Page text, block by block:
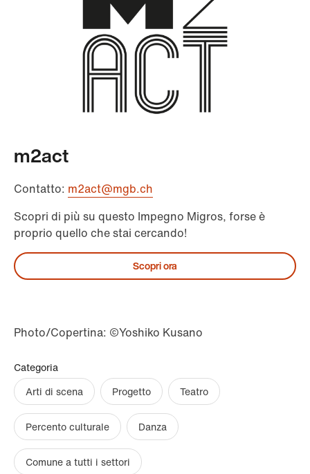
m2act
Contatto: m2act@mgb.ch
Scopri di più su questo Impegno Migros, forse è
proprio quello che stai cercando!
Scopri ora
Photo/Copertina: ©Yoshiko Kusano
Categoria
Arti di scena
Progetto Teatro
Percento culturale Danza
Comune a tutti i settori